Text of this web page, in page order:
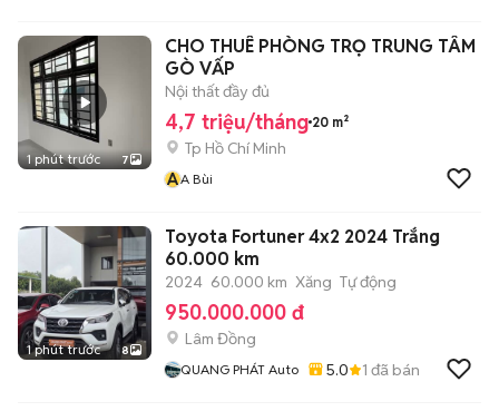
1 phút trước 7
CHO THUÊ PHÒNG TRỌ TRUNG TÂM
GÒ VẤP
Nội thất đầy đủ
4,7 triệu/tháng 20 m²
Tp Hồ Chí Minh
AA Bùi
1 phút trước 8
Toyota Fortuner 4x2 2024 Trắng
60.000 km
2024 60.000 km Xăng Tự động
950.000.000 đ
Lâm Đồng
QUANG PHÁT Auto 5.0 1 đã bán